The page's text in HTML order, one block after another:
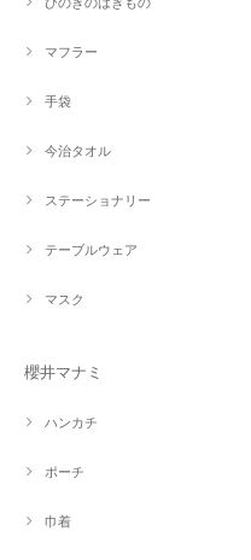
マフラー
手袋
今治タオル
ステーショナリー
テーブルウェア
マスク
櫻井マナミ
ハンカチ
ポーチ
巾着